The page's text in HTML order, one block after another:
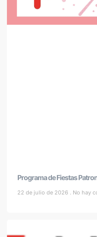
Programa de Fiestas
22 de julio de 2026 No hay